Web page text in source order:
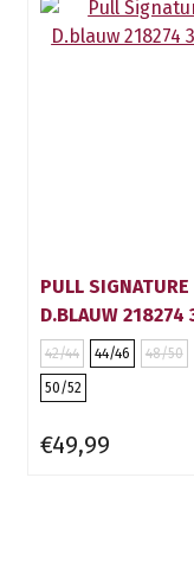
PULL SIGNATURE
D.BLAUW 218274
42/44 44/46 48/50
50/52
€49,99